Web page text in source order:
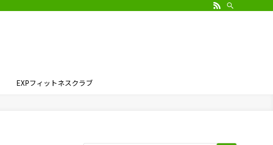
EXPフィットネスクラブ